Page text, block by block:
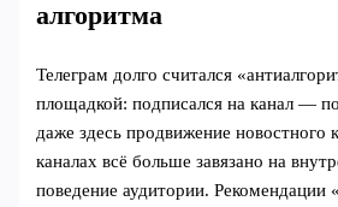
алгоритма
Телеграм долго считался
площадкой: подписался на канал —
даже здесь продвижение новостного
каналах всё больше завязано на
поведение аудитории. Рекомендации